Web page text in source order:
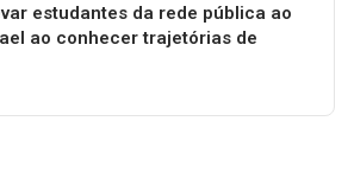
estudantes da rede pública ao
ao conhecer trajetórias de